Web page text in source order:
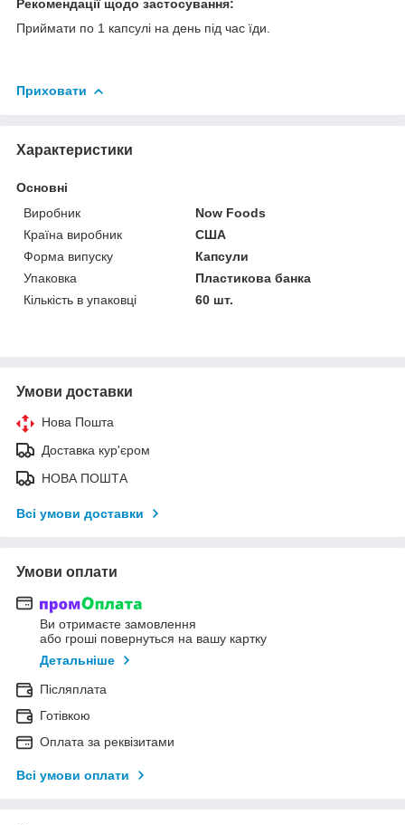
Рекомендації щодо застосування:
Приймати по 1 капсулі на день під час їди.
Приховати
Характеристики
Основні
Виробник
Now Foods
Країна виробник
США
Форма випуску
Капсули
Упаковка
Пластикова банка
Кількість в упаковці
60 шт.
Умови доставки
Нова Пошта
Доставка кур'єром
НОВА ПОШТА
Всі умови доставки
Умови оплати
Ви отримаєте замовлення
або гроші повернуться на вашу картку
Детальніше
Післяплата
Готівкою
Оплата за реквізитами
Всі умови оплати